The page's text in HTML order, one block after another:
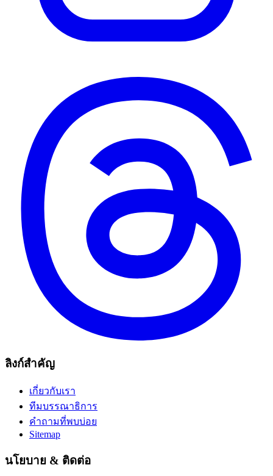
ลิงก์สำคัญ
เกี่ยวกับเรา
ทีมบรรณาธิการ
คำถามที่พบบ่อย
Sitemap
นโยบาย & ติดต่อ